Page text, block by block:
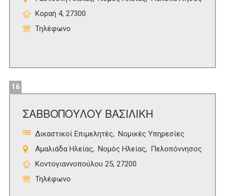
Κοραή 4, 27300
Τηλέφωνο
16
ΣΑΒΒΟΠΟΥΛΟΥ ΒΑΣΙΛΙΚΗ
Δικαστικοί Επιμελητές
Νομικές Υπηρεσίες
Αμαλιάδα Ηλείας
Νομός Ηλείας
Πελοπόννησος
Κοντογιαννοπούλου 25, 27200
Τηλέφωνο